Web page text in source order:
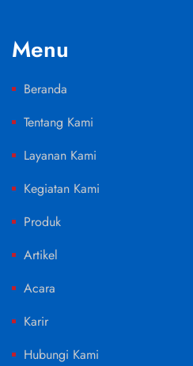
Menu
Beranda
Tentang Kami
Layanan Kami
Kegiatan Kami
Produk
Artikel
Acara
Karir
Hubungi Kami